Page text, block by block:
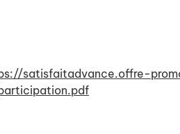
satisfaitadvance.offre-